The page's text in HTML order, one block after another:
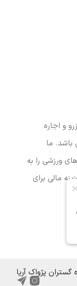
و اجاره
ما
ورزشی را به
مالی برای
پژواک آریا